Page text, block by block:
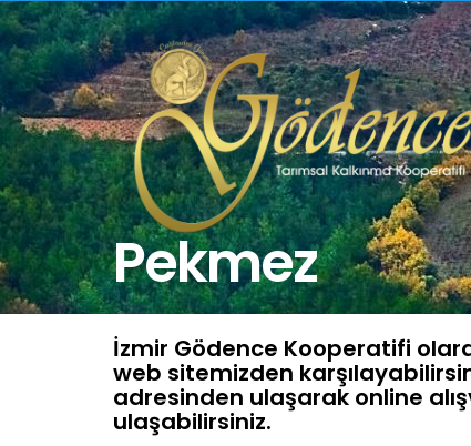
Pekmez
İzmir Gödence Kooperatifi
web sitemizden
adresinden ulaşarak online
ulaşabilirsiniz.